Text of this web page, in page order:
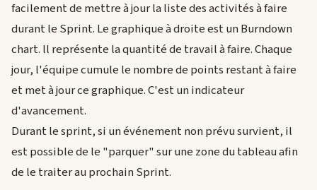
facilement de mettre à jour la liste des activités à faire
durant le Sprint. Le graphique à droite est un Burndown
chart. ll représente la quantité de travail à faire. Chaque
jour, l'équipe cumule le nombre de points restant à faire
et met à jour ce graphique. C'est un indicateur
d'avancement.
Durant le sprint, si un événement non prévu survient, il
est possible de le "parquer" sur une zone du tableau afin
de le traiter au prochain Sprint.